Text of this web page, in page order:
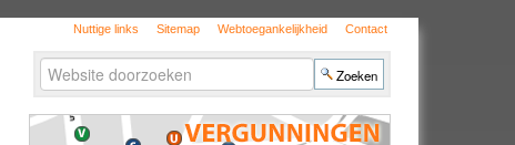
Nuttige links Sitemap Webtoegankelijkheid Contact
Zoek
zoeken...